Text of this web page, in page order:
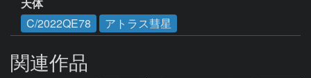
天体
C/2022QE78
アトラス彗星
関連作品